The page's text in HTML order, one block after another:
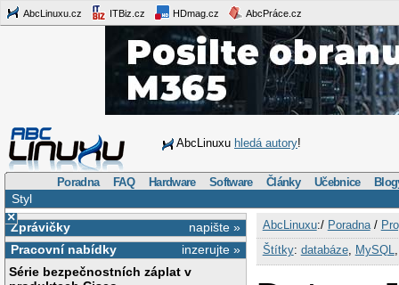
AbcLinuxu.cz ITBiz.cz HDmag.cz AbcPráce.cz
AbcLinuxu hledá autory!
Poradna FAQ Hardware Software Články Učebnice
Styl
×
napište »
Zprávičky
inzerujte »
Pracovní nabídky
Série bezpečnostních záplat v
AbcLinuxu:/ Poradna/
Štítky: databáze, MySQL